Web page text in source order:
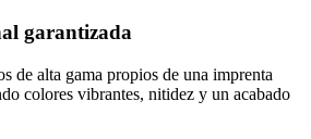
garantizada
de alta gama propios de una imprenta
colores vibrantes, nitidez y un acabado